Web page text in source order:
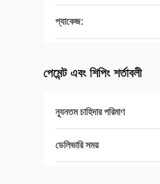
প্যাকেজ:
পেমেন্ট এবং শিপিং শর্তাবলী
ন্যূনতম চাহিদার পরিমাণ
ডেলিভারি সময়